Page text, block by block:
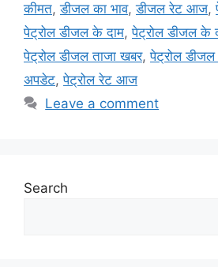
कीमत,डीजल का भाव,डीजल रेट आज,
पेट्रोल डीजल के दाम,पेट्रोल डीजल के
पेट्रोल डीजल ताजा खबर,पेट्रोल डीजल
अपडेट,पेट्रोल रेट आज
Leave a comment
Search